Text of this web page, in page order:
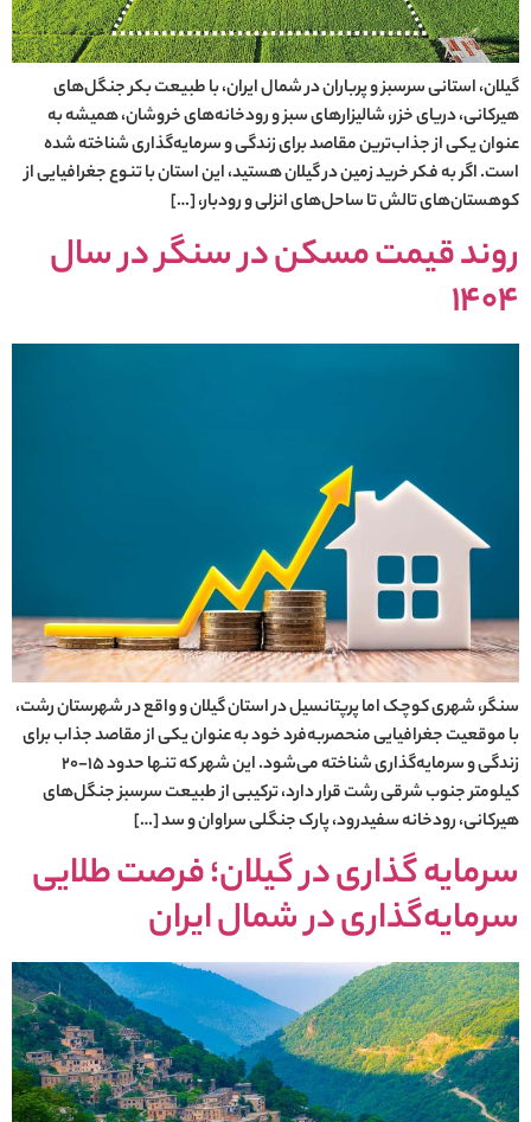
گیلان، استانی سرسبز و پرباران در شمال ایران، با طبیعت بکر جنگل‌های
هیرکانی، دریای خزر، شالیزارهای سبز و رودخانه‌های خروشان، همیشه به
عنوان یکی از جذاب‌ترین مقاصد برای زندگی و سرمایه‌گذاری شناخته شده
است. اگر به فکر خرید زمین در گیلان هستید، این استان با تنوع جغرافیایی از
کوهستان‌های تالش تا ساحل‌های انزلی و رودبار، […]
روند قیمت مسکن در سنگر در سال
1404
سنگر، شهری کوچک اما پرپتانسیل در استان گیلان و واقع در شهرستان رشت،
با موقعیت جغرافیایی منحصربه‌فرد خود به عنوان یکی از مقاصد جذاب برای
زندگی و سرمایه‌گذاری شناخته می‌شود. این شهر که تنها حدود ۱۵-۲۰
کیلومتر جنوب شرقی رشت قرار دارد، ترکیبی از طبیعت سرسبز جنگل‌های
هیرکانی، رودخانه سفیدرود، پارک جنگلی سراوان و سد […]
سرمایه گذاری در گیلان؛ فرصت طلایی
سرمایه‌گذاری در شمال ایران